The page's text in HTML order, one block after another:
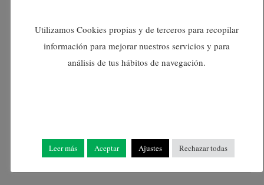
febrero 2024
octubre 2023
Utilizamos Cookies propias y de terceros para recopilar
información para mejorar nuestros servicios y para
análisis de tus hábitos de navegación.
Leer más Aceptar Ajustes Rechazar todas